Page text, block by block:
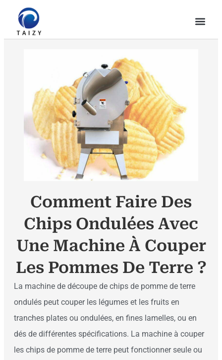
Comment Faire Des
Chips Ondulées Avec
Une Machine À Couper
Les Pommes De Terre ?
La machine de découpe de chips de pomme de terre
ondulés peut couper les légumes et les fruits en
tranches plates ou ondulées, en fines lamelles, ou en
dés de différentes spécifications. La machine à couper
les chips de pomme de terre peut fonctionner seule ou